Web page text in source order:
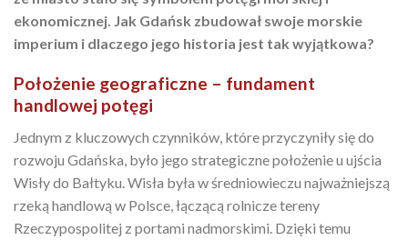
ekonomicznej. Jak Gdańsk zbudował swoje morskie
imperium i dlaczego jego historia jest tak wyjątkowa?
Położenie geograficzne – fundament
handlowej potęgi
Jednym z kluczowych czynników, które przyczyniły się do
rozwoju Gdańska, było jego strategiczne położenie u ujścia
Wisły do Bałtyku. Wisła była w średniowieczu najważniejszą
rzeką handlową w Polsce, łączącą rolnicze tereny
Rzeczypospolitej z portami nadmorskimi. Dzięki temu